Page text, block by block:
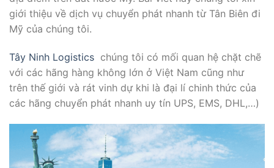
giới thiệu về dịch vụ chuyển phát nhanh từ Tân Biên đi
Mỹ của chúng tôi.
Tây Ninh Logistics chúng tôi có mối quan hệ chặt chẽ
với các hãng hàng không lớn ở Việt Nam cũng như
trên thế giới và rát vinh dự khi là đại lí chinh thức của
các hãng chuyển phát nhanh uy tín UPS, EMS, DHL,…)